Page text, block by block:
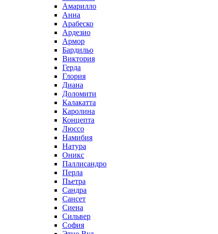
Амарилло
Анна
Арабеско
Ардезио
Армор
Бардильо
Виктория
Герда
Глория
Диана
Доломити
Калакатта
Каролина
Концепта
Люссо
Намибия
Натура
Оникс
Паллисандро
Перла
Пьетра
Сандра
Сансет
Сиена
Сильвер
София